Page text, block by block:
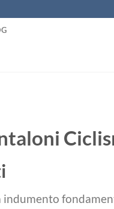
indumento